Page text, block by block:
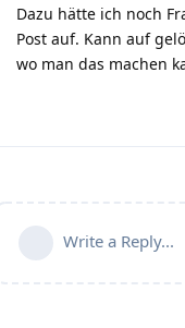
Dazu hätte ich noch
Post auf. Kann auf
wo man das machen
Write a Reply...